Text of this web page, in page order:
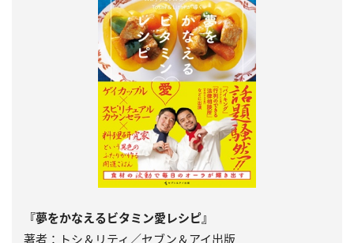
『夢をかなえるビタミン愛レシピ』
著者：トシ＆リティ／セブン＆アイ出版